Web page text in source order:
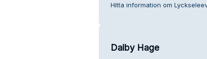
Hitta information om
Dalby Hage